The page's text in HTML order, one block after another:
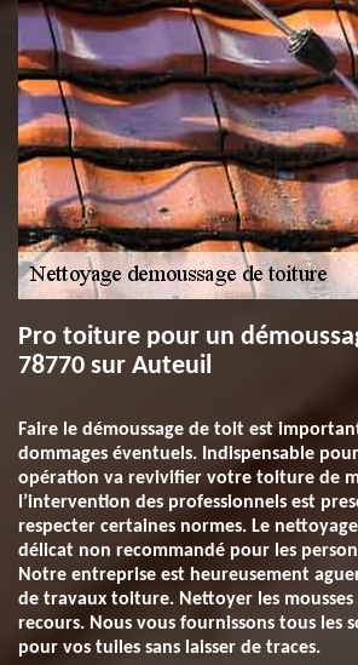
Pro toiture pour un
78770 sur Auteuil
Faire le démoussage de toit est
dommages éventuels. Indispensable
opération va revivifier votre toiture de
l’intervention des professionnels est
respecter certaines normes. Le
délicat non recommandé pour les
Notre entreprise est heureusement
de travaux toiture. Nettoyer les
recours. Nous vous fournissons tous les
pour vos tuiles sans laisser de traces.